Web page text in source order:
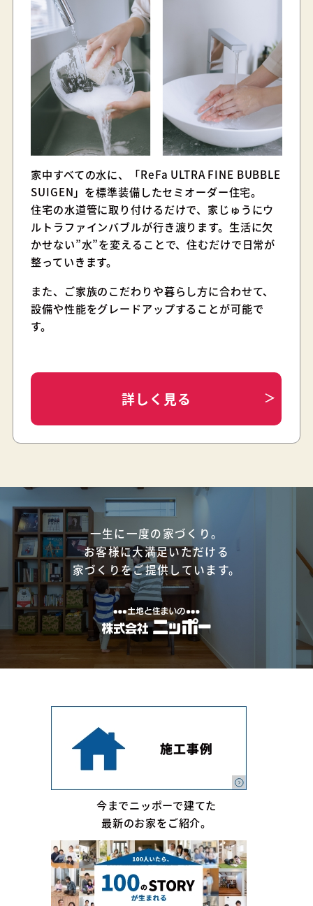
家中すべての水に、「ReFa ULTRA FINE BUBBLE
SUIGEN」を標準装備したセミオーダー住宅。
住宅の水道管に取り付けるだけで、家じゅうにウ
ルトラファインバブルが行き渡ります。生活に欠
かせない”水”を変えることで、住むだけで日常が
整っていきます。
また、ご家族のこだわりや暮らし方に合わせて、
設備や性能をグレードアップすることが可能で
す。
詳しく見る
一生に一度の家づくり。
お客様に大満足いただける
家づくりをご提供しています。
今までニッポーで建てた
最新のお家をご紹介。